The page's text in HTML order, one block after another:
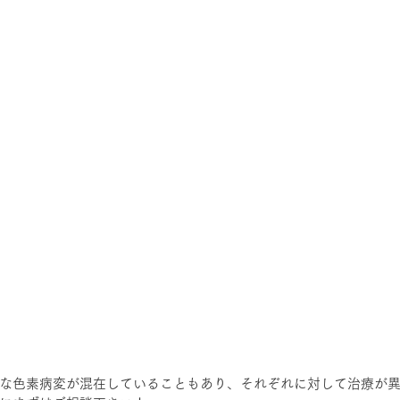
色素病変が混在していることもあり、それぞれに対して治療が異